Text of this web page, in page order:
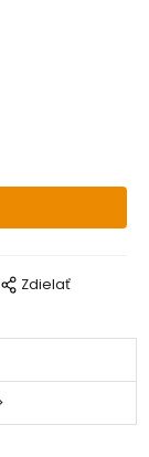
Zdielať